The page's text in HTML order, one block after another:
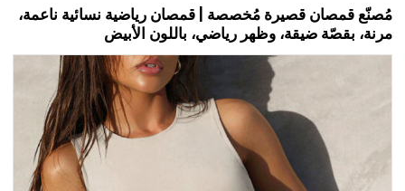
مُصنّع قمصان قصيرة مُخصصة | قمصان رياضية نسائية ناعمة،
مرنة، بقصّة ضيقة، وظهر رياضي، باللون الأبيض